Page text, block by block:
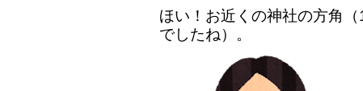
ほい！お近くの神社の方角
でしたね）。